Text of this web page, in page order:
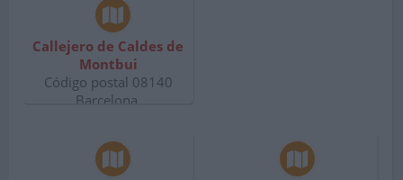
Callejero de Caldes de
Montbui
Código postal 08140
Barcelona.